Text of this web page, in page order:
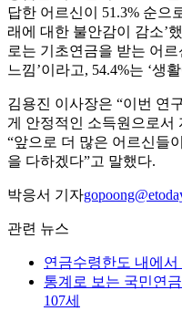
답한 어르신이 51.3% 순으
래에 대한 불안감이 감소’
로는 기초연금을 받는 어르
느낌’이라고, 54.4%는 ‘생
김용진 이사장은 “이번 연
게 안정적인 소득원으로서
“앞으로 더 많은 어르신들
을 다하겠다”고 말했다.
박응서 기자
관련 뉴스
연금수령한도 내에
통계로 보는 국민연
107세